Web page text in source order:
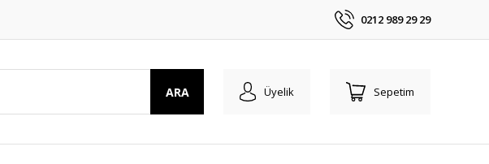
0212 989 29 29
ARA Üyelik Sepetim